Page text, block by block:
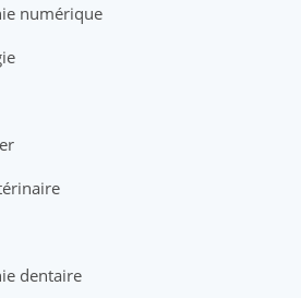
numérique
dentaire